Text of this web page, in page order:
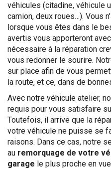
véhicules (citadine, véhicule
camion, deux roues…). Vous
lorsque vous êtes dans le
avertis vous apporteront
nécessaire à la réparation
vous redonner le sourire.
sur place afin de vous
la route, et ce, dans de
Avec notre véhicule atelier,
requis pour vous satisfaire
Toutefois, il arrive que la
votre véhicule ne puisse se
raisons. Dans ce cas, notre
au remorquage de votre
garage le plus proche en